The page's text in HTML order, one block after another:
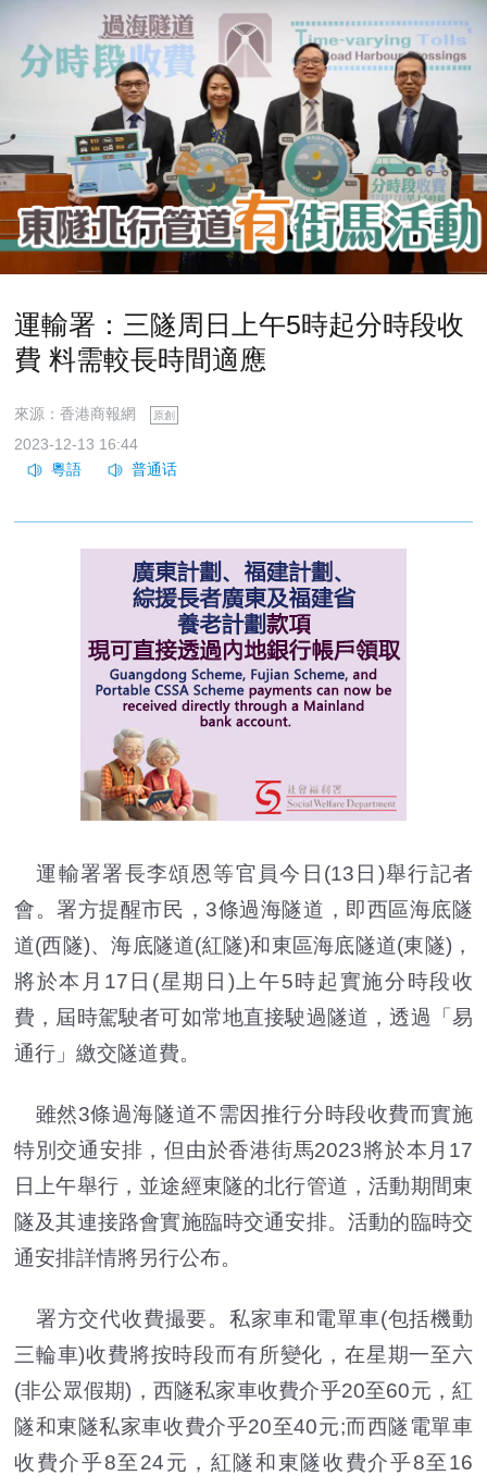
運輸署：三隧周日上午5時起分時段收
費 料需較長時間適應
來源：香港商報網 原創
2023-12-13 16:44
運輸署署長李頌恩等官員今日(13日)舉行記者
會。署方提醒市民，3條過海隧道，即西區海底隧
道(西隧)、海底隧道(紅隧)和東區海底隧道(東隧)，
將於本月17日(星期日)上午5時起實施分時段收
費，屆時駕駛者可如常地直接駛過隧道，透過「易
通行」繳交隧道費。
雖然3條過海隧道不需因推行分時段收費而實施
特別交通安排，但由於香港街馬2023將於本月17
日上午舉行，並途經東隧的北行管道，活動期間東
隧及其連接路會實施臨時交通安排。活動的臨時交
通安排詳情將另行公布。
署方交代收費撮要。私家車和電單車(包括機動
三輪車)收費將按時段而有所變化，在星期一至六
(非公眾假期)，西隧私家車收費介乎20至60元，紅
隧和東隧私家車收費介乎20至40元;而西隧電單車
收費介乎8至24元，紅隧和東隧收費介乎8至16